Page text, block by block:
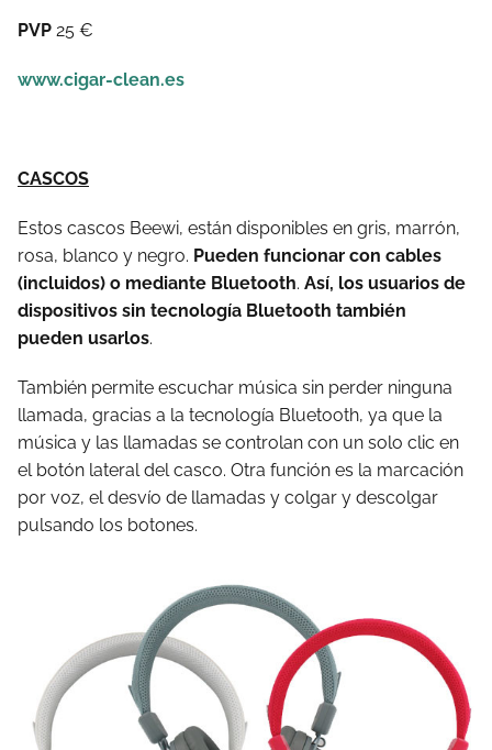
PVP 25 €
www.cigar-clean.es
CASCOS
Estos cascos Beewi, están disponibles en gris, marrón,
rosa, blanco y negro. Pueden funcionar con cables
(incluidos) o mediante Bluetooth. Así, los usuarios de
dispositivos sin tecnología Bluetooth también
pueden usarlos.
También permite escuchar música sin perder ninguna
llamada, gracias a la tecnología Bluetooth, ya que la
música y las llamadas se controlan con un solo clic en
el botón lateral del casco. Otra función es la marcación
por voz, el desvío de llamadas y colgar y descolgar
pulsando los botones.